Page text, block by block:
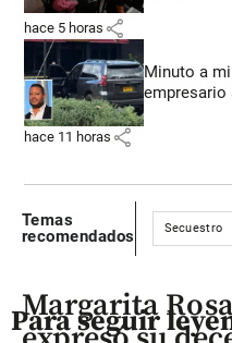
hace 5 horas share
Minuto a
empresario
hace 11 horas share
Temas
recomendados
Secuestro
Para seguir
Margarita